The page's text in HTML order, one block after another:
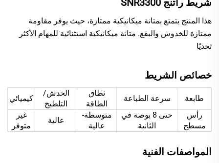
هذا المنتج يتمتع بمتانة ميكانيكية ممتازة، حيث يوفر مقاومة
ممتازة للخدوش والبقع. متانة ميكانيكية استثنائية للمهام الأكثر
تحديًا
خصائص الشريط
طابعة سرعة الطباعة
نطاق
الطاقة
الخدش/
التلطيخ
كيميائي
رأس
مسطح
حتى 8 بوصة في
الثانية
متوسطة-
عالية
عالية
غير
متوفر
المواصفات الفنية